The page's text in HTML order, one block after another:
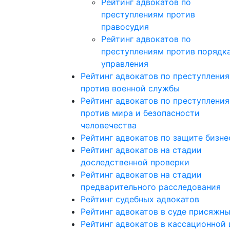
Рейтинг адвокатов по
преступлениям против
правосудия
Рейтинг адвокатов по
преступлениям против
управления
Рейтинг адвокатов по
против военной службы
Рейтинг адвокатов по
против мира и безопасности
человечества
Рейтинг адвокатов по защите
Рейтинг адвокатов на стадии
доследственной проверки
Рейтинг адвокатов на стадии
предварительного расследования
Рейтинг судебных адвокатов
Рейтинг адвокатов в суде
Рейтинг адвокатов в кассационной